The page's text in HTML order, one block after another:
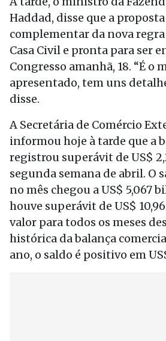
Haddad, disse que a
complementar da nova
Casa Civil e pronta para ser
Congresso amanhã, 18. “É o
apresentado, tem uns
disse.
A Secretária de Comércio
informou hoje à tarde que a
registrou superávit de US$
segunda semana de abril. O
no mês chegou a US$ 5,067
houve superávit de US$
valor para todos os meses
histórica da balança
ano, o saldo é positivo em